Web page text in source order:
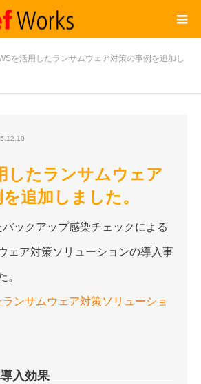
を活用したランサムウェア対策の事例を追加し
したランサムウェア
追加しました。
ックアップ感染チェックによる
ェア対策ソリューションの導入事
。
ンサムウェア対策ソリューショ
入効果